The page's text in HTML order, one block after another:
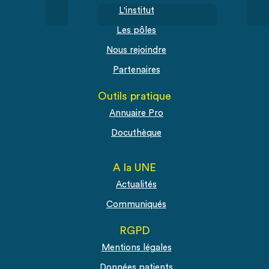
L'institut
Les pôles
Nous rejoindre
Partenaires
Outils pratique
Annuaire Pro
Docuthèque
A la UNE
Actualités
Communiqués
RGPD
Mentions légales